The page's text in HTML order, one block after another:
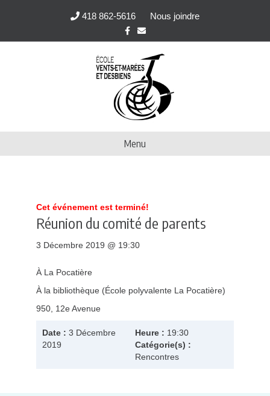
418 862-5616
Nous joindre
c
o
o
k
E
m
a
Menu
Cet événement est terminé!
Réunion du comité de parents
3 Décembre 2019 @ 19:30
À La Pocatière
À la bibliothèque (École polyvalente La Pocatière)
950, 12e Avenue
Date : 3 Décembre
2019
Heure : 19:30
Catégorie(s) :
Rencontres